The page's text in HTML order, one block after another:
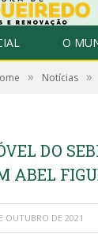
O
» Notícias »
DO
ABEL
OUTUBRO DE 2021